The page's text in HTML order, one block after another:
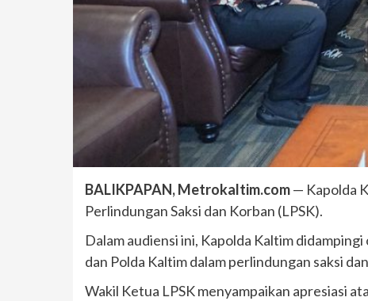
BALIKPAPAN, Metrokaltim.com— Kapolda
Perlindungan Saksi dan Korban (LPSK).
Dalam audiensi ini, Kapolda Kaltim
dan Polda Kaltim dalam perlindungan saksi
Wakil Ketua LPSK menyampaikan apresiasi